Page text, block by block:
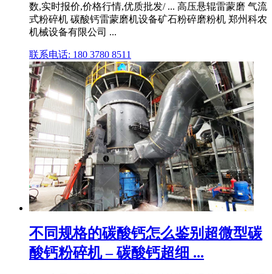
数,实时报价,价格行情,优质批发/ ... 高压悬辊雷蒙磨 气流
式粉碎机 碳酸钙雷蒙磨机设备矿石粉碎磨粉机 郑州科农
机械设备有限公司 ...
联系电话: 180 3780 8511
不同规格的碳酸钙怎么鉴别超微型碳
酸钙粉碎机 – 碳酸钙超细 ...